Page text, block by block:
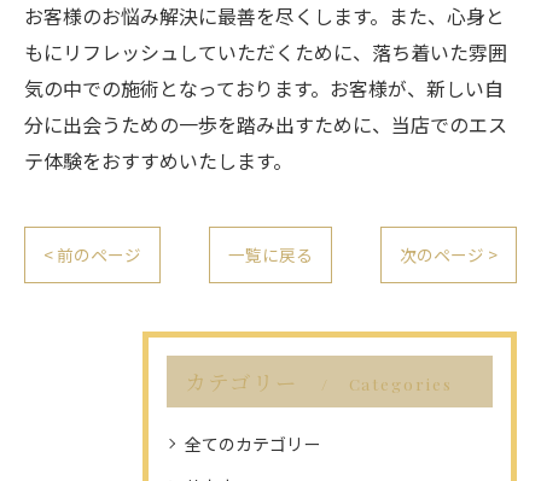
お客様のお悩み解決に最善を尽くします。また、心身と
もにリフレッシュしていただくために、落ち着いた雰囲
気の中での施術となっております。お客様が、新しい自
分に出会うための一歩を踏み出すために、当店でのエス
テ体験をおすすめいたします。
< 前のページ 一覧に戻る 次のページ >
カテゴリー Categories
全てのカテゴリー